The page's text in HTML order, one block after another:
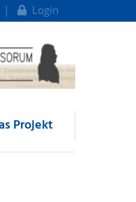
Login
Projekt